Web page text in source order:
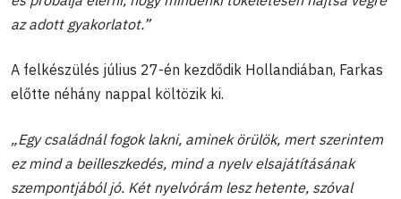
az adott gyakorlatot.”
A felkészülés július 27-én kezdődik Hollandiában, Farkas
előtte néhány nappal költözik ki.
„Egy családnál fogok lakni, aminek örülök, mert szerintem
ez mind a beilleszkedés, mind a nyelv elsajátításának
szempontjából jó. Két nyelvórám lesz hetente, szóval